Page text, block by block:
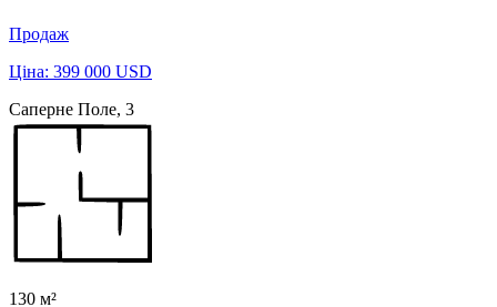
Продаж
Ціна: 399 000 USD
Саперне Поле, 3
130 м²